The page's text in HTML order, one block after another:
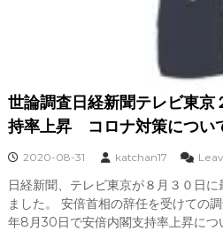
世論調査日経新聞テレビ東
持率上昇 コロナ対策につい
2020-08-31 katchan17
日経新聞、テレビ東京が８月３０日
ました。 安倍首相の辞任を受けての
年8月30日で安倍内閣支持率上昇につ